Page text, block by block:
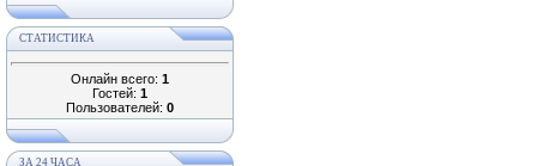
СТАТИСТИКА
Онлайн всего: 1
Гостей: 1
Пользователей: 0
ЗА 24 ЧАСА